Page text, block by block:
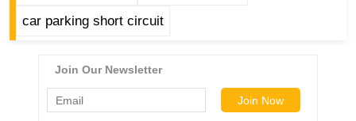
n
car parking short circuit